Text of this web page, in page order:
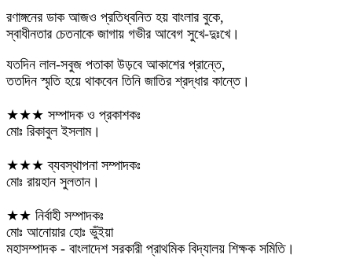
রণাঙ্গনের ডাক আজও প্রতিধ্বনিত হয় বাংলার বুকে,
স্বাধীনতার চেতনাকে জাগায় গভীর আবেগ সুখে-দুঃখে।
যতদিন লাল-সবুজ পতাকা উড়বে আকাশের প্রান্তে,
ততদিন স্মৃতি হয়ে থাকবেন তিনি জাতির শ্রদ্ধার কান্তে।
★★★ সম্পাদক ও প্রকাশকঃ
মোঃ রিকাবুল ইসলাম।
★★★ ব্যবস্থাপনা সম্পাদকঃ
মোঃ রায়হান সুলতান।
★★ নির্বাহী সম্পাদকঃ
মোঃ আনোয়ার হোঃ ভুঁইয়া
মহাসম্পাদক - বাংলাদেশ সরকারী প্রাথমিক বিদ্যালয় শিক্ষক সমিতি।